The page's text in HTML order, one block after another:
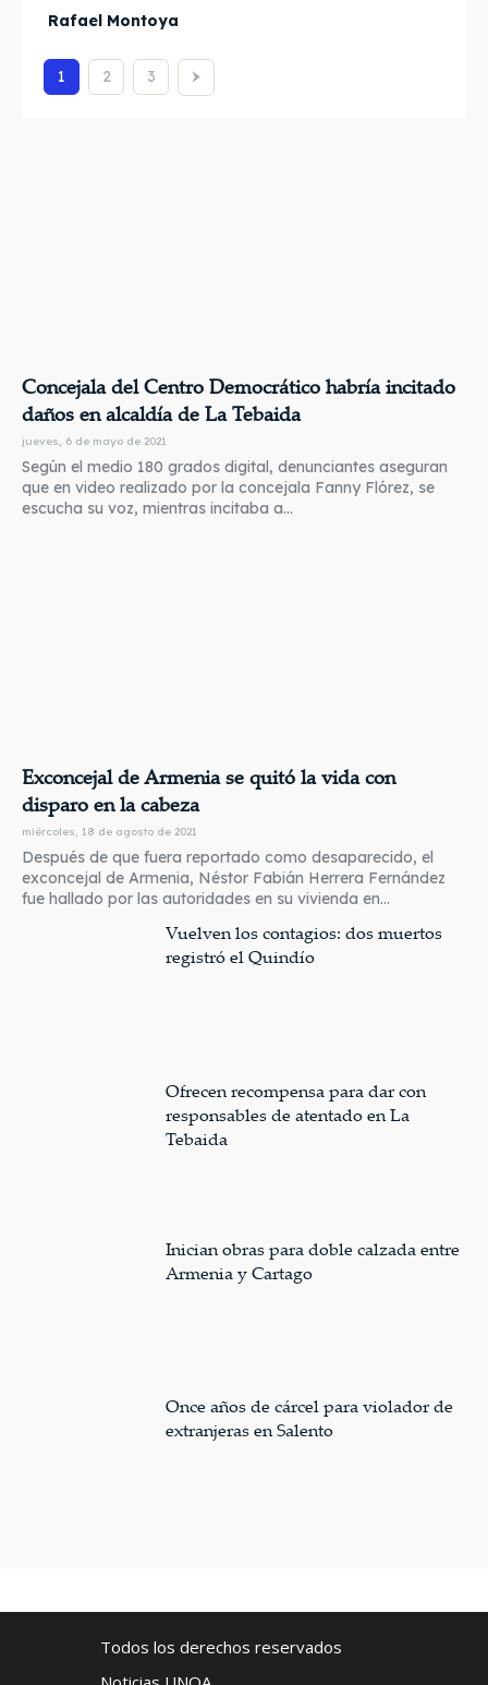
Rafael Montoya
1 2 3
Concejala del Centro Democrático habría incitado
daños en alcaldía de La Tebaida
jueves, 6 de mayo de 2021
Según el medio 180 grados digital, denunciantes aseguran
que en video realizado por la concejala Fanny Flórez, se
escucha su voz, mientras incitaba a...
Exconcejal de Armenia se quitó la vida con
disparo en la cabeza
miércoles, 18 de agosto de 2021
Después de que fuera reportado como desaparecido, el
exconcejal de Armenia, Néstor Fabián Herrera Fernández
fue hallado por las autoridades en su vivienda en...
Vuelven los contagios: dos muertos
registró el Quindío
Ofrecen recompensa para dar con
responsables de atentado en La
Tebaida
Inician obras para doble calzada entre
Armenia y Cartago
Once años de cárcel para violador de
extranjeras en Salento
Todos los derechos reservados